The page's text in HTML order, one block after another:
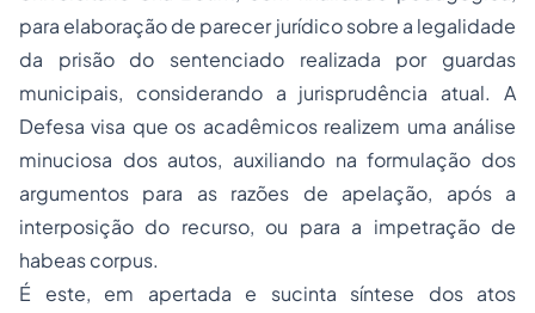
para elaboração de parecer jurídico sobre a legalidade
da prisão do sentenciado realizada por guardas
municipais, considerando a jurisprudência atual. A
Defesa visa que os acadêmicos realizem uma análise
minuciosa dos autos, auxiliando na formulação dos
argumentos para as razões de apelação, após a
interposição do recurso, ou para a impetração de
habeas corpus.
É este, em apertada e sucinta síntese dos atos